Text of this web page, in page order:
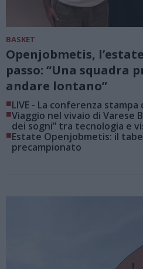
BASKET
Openjobmetis,
passo: “Una squadra
andare lontano”
■LIVE - La conferenza
■Viaggio nel vivaio di Varese
dei sogni” tra tecnologia e
■Estate Openjobmetis: il
precampionato